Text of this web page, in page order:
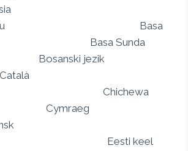
Malaysia
Melayu Basa
Basa Sunda
jezik
Chichewa
Eesti keel